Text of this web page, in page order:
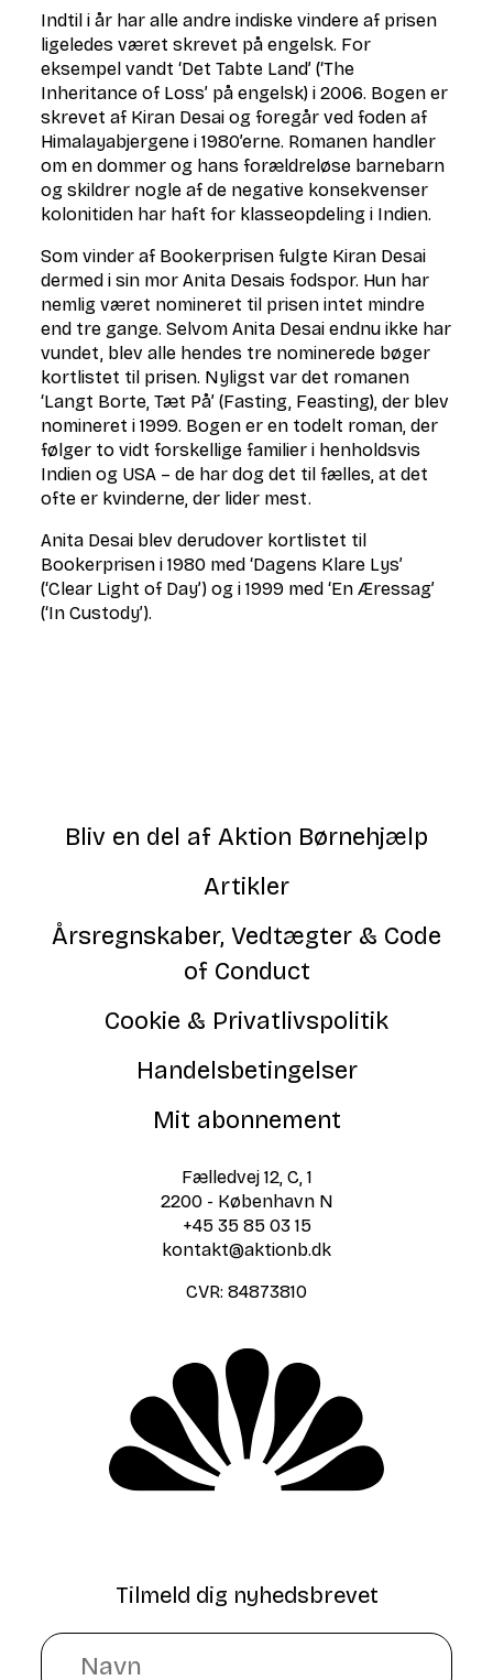
Indtil i år har alle andre indiske vindere af prisen
ligeledes været skrevet på engelsk. For
eksempel vandt ‘Det Tabte Land’ (‘The
Inheritance of Loss’ på engelsk) i 2006. Bogen er
skrevet af Kiran Desai og foregår ved foden af
Himalayabjergene i 1980’erne. Romanen handler
om en dommer og hans forældreløse barnebarn
og skildrer nogle af de negative konsekvenser
kolonitiden har haft for klasseopdeling i Indien.
Som vinder af Bookerprisen fulgte Kiran Desai
dermed i sin mor Anita Desais fodspor. Hun har
nemlig været nomineret til prisen intet mindre
end tre gange. Selvom Anita Desai endnu ikke har
vundet, blev alle hendes tre nominerede bøger
kortlistet til prisen. Nyligst var det romanen
‘Langt Borte, Tæt På’ (Fasting, Feasting), der blev
nomineret i 1999. Bogen er en todelt roman, der
følger to vidt forskellige familier i henholdsvis
Indien og USA – de har dog det til fælles, at det
ofte er kvinderne, der lider mest.
Anita Desai blev derudover kortlistet til
Bookerprisen i 1980 med ‘Dagens Klare Lys’
(‘Clear Light of Day’) og i 1999 med ‘En Æressag’
(‘In Custody’).
Bliv en del af Aktion Børnehjælp
Artikler
Årsregnskaber, Vedtægter & Code
of Conduct
Cookie & Privatlivspolitik
Handelsbetingelser
Mit abonnement
Fælledvej 12, C, 1
2200 - København N
+45 35 85 03 15
kontakt@aktionb.dk
CVR: 84873810
Tilmeld dig nyhedsbrevet